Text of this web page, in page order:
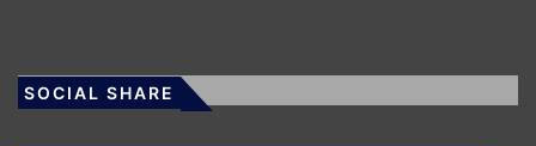
SOCIAL SHARE